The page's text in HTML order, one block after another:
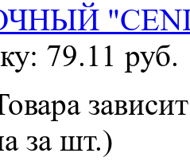
79.11 руб.
за шт.)